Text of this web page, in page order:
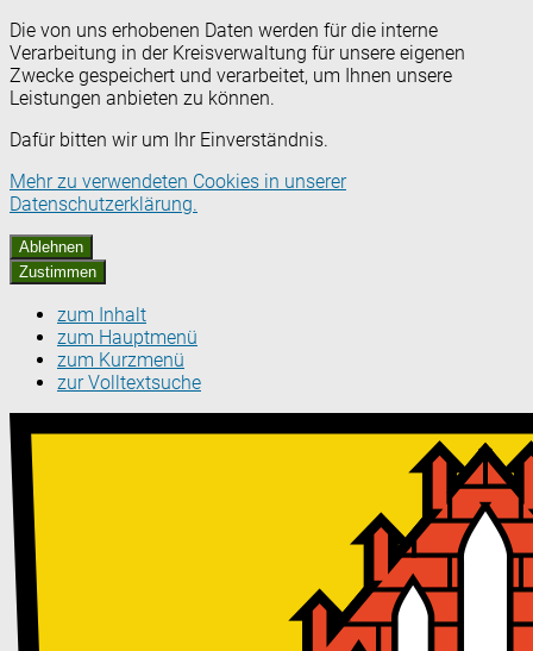
Die von uns erhobenen Daten werden für die interne
Verarbeitung in der Kreisverwaltung für unsere eigenen
Zwecke gespeichert und verarbeitet, um Ihnen unsere
Leistungen anbieten zu können.
Dafür bitten wir um Ihr Einverständnis.
Mehr zu verwendeten Cookies in unserer
Datenschutzerklärung.
Ablehnen
Zustimmen
zum Inhalt
zum Hauptmenü
zum Kurzmenü
zur Volltextsuche